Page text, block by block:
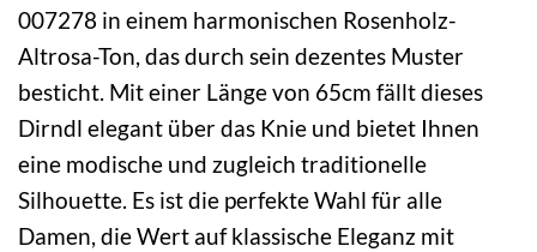
007278 in einem harmonischen Rosenholz-
Altrosa-Ton, das durch sein dezentes Muster
besticht. Mit einer Länge von 65cm fällt dieses
Dirndl elegant über das Knie und bietet Ihnen
eine modische und zugleich traditionelle
Silhouette. Es ist die perfekte Wahl für alle
Damen, die Wert auf klassische Eleganz mit